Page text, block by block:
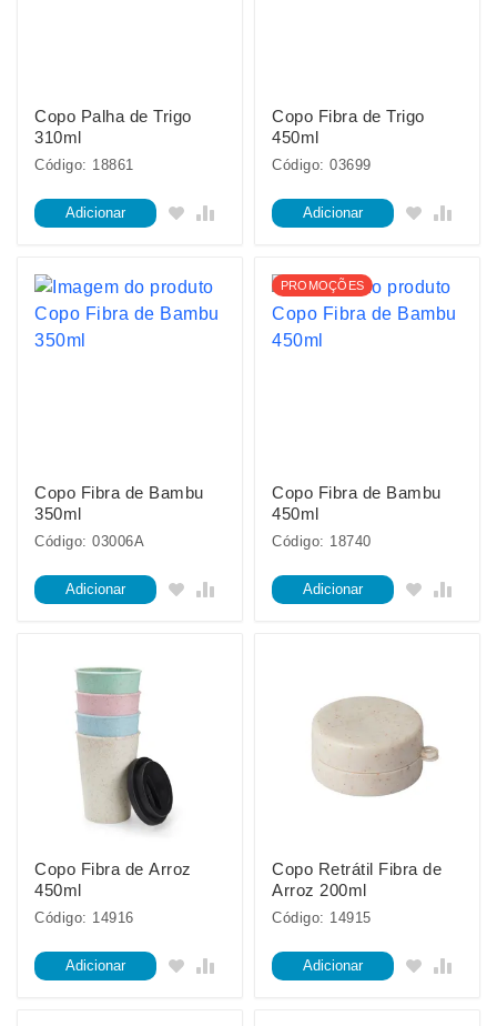
Copo Palha de Trigo
310ml
Código: 18861
Adicionar
Copo Fibra de Trigo
450ml
Código: 03699
Adicionar
Copo Fibra de Bambu
350ml
Código: 03006A
Adicionar
PROMOÇÕES
Copo Fibra de Bambu
450ml
Código: 18740
Adicionar
Copo Fibra de Arroz
450ml
Código: 14916
Adicionar
Copo Retrátil Fibra de
Arroz 200ml
Código: 14915
Adicionar